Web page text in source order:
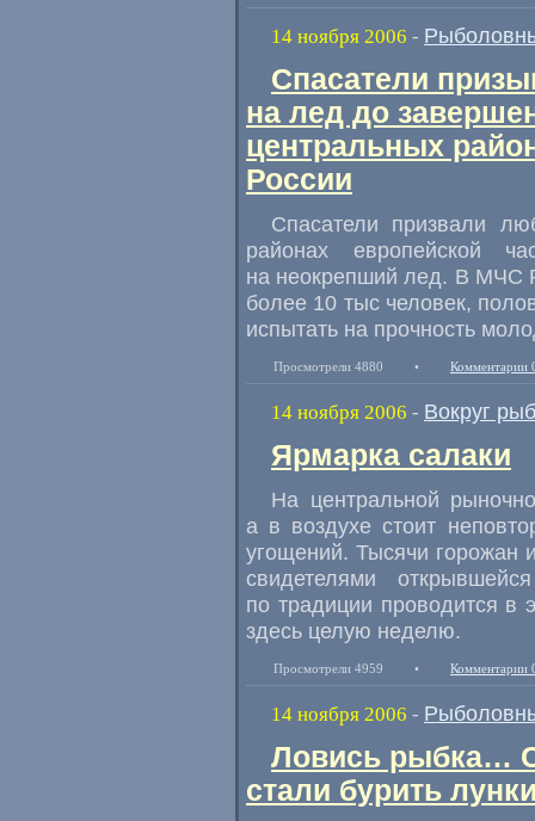
14 ноября 2006 -
Спасатели
на лед до
центральных
России
Спасатели призвали
районах европейской
на неокрепший лед. В МЧС
более 10 тыс человек,
испытать на прочность
Просмотрели 4880 • Комментарии
14 ноября 2006 - Вокруг
Ярмарка салаки
На центральной
а в воздухе стоит
угощений. Тысячи горожан
свидетелями
по традиции проводится в
здесь целую неделю.
Просмотрели 4959 • Комментарии
14 ноября 2006 -
Ловись рыбка…
стали бурить